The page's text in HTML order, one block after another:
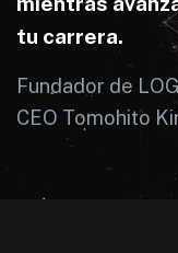
tu carrera.
Fundador de
CEO Tomohito